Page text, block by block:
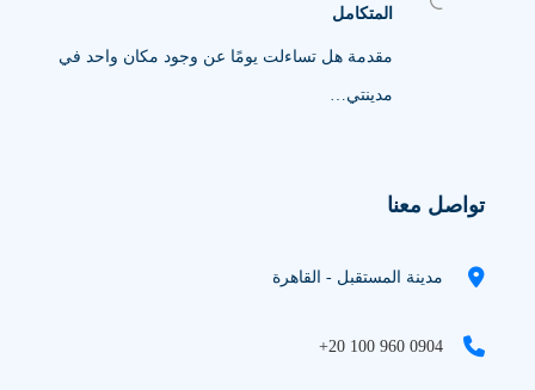
المتكامل
مقدمة هل تساءلت يومًا عن وجود مكان واحد في
مدينتي…
تواصل معنا
مدينة المستقبل - القاهرة
+20 100 960 0904